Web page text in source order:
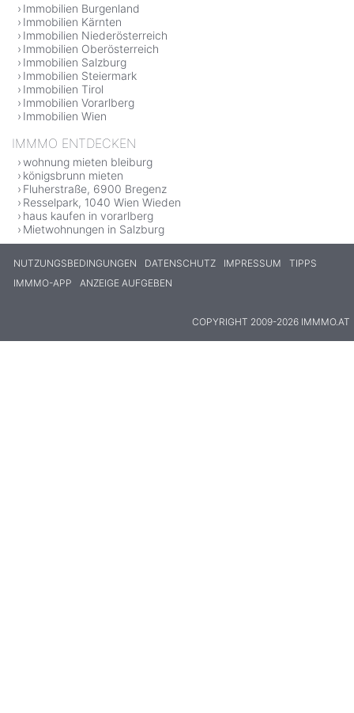
Immobilien Burgenland
Immobilien Kärnten
Immobilien Niederösterreich
Immobilien Oberösterreich
Immobilien Salzburg
Immobilien Steiermark
Immobilien Tirol
Immobilien Vorarlberg
Immobilien Wien
IMMMO ENTDECKEN
wohnung mieten bleiburg
königsbrunn mieten
Fluherstraße, 6900 Bregenz
Resselpark, 1040 Wien Wieden
haus kaufen in vorarlberg
Mietwohnungen in Salzburg
NUTZUNGSBEDINGUNGEN DATENSCHUTZ IMPRESSUM
TIPPS
IMMMO-APP
ANZEIGE AUFGEBEN
COPYRIGHT 2009-2026 IMMMO.AT